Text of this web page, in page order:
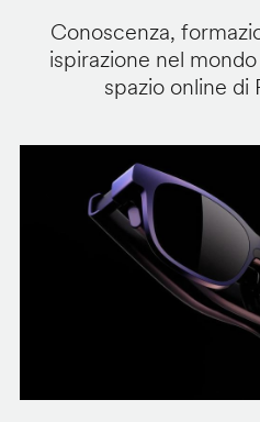
Conoscenza,
ispirazione nel
spazio online di